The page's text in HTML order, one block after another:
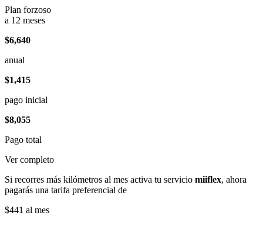
Plan forzoso
a 12 meses
$6,640
anual
$1,415
pago inicial
$8,055
Pago total
Ver completo
Si recorres más kilómetros al mes activa tu servicio miiflex, ahora
pagarás una tarifa preferencial de
$441 al mes